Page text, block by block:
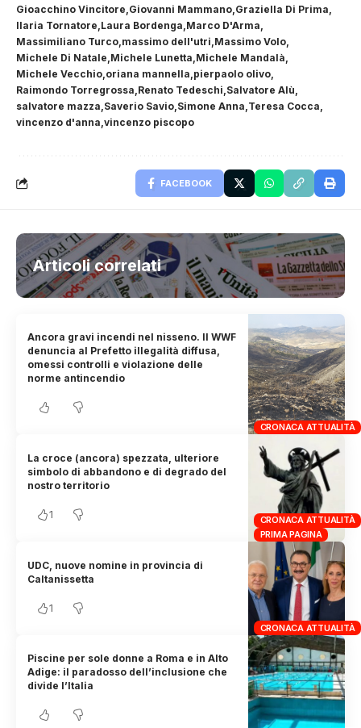
Gioacchino Vincitore Giovanni Mammano Graziella Di Prima
Ilaria Tornatore Laura Bordenga Marco D'Arma
Massimiliano Turco massimo dell'utri Massimo Volo
Michele Di Natale Michele Lunetta Michele Mandalà
Michele Vecchio oriana mannella pierpaolo olivo
Raimondo Torregrossa Renato Tedeschi Salvatore Alù
salvatore mazza Saverio Savio Simone Anna Teresa Cocca
vincenzo d'anna vincenzo piscopo
FACEBOOK
Articoli correlati
CRONACA ATTUALITÀ
Ancora gravi incendi nel nisseno. Il WWF
denuncia al Prefetto illegalità diffusa,
omessi controlli e violazione delle
norme antincendio
CRONACA ATTUALITÀ
PRIMA PAGINA
La croce (ancora) spezzata, ulteriore
simbolo di abbandono e di degrado del
nostro territorio
1
CRONACA ATTUALITÀ
UDC, nuove nomine in provincia di
Caltanissetta
1
Piscine per sole donne a Roma e in Alto
Adige: il paradosso dell’inclusione che
divide l’Italia